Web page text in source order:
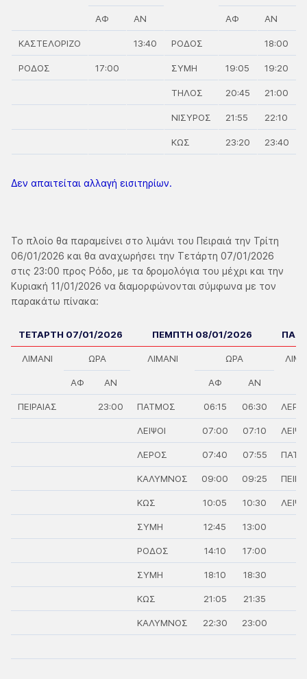
ΑΦ ΑΝ ΑΦ ΑΝ
ΚΑΣΤΕΛΟΡΙΖΟ 13:40 ΡΟΔΟΣ 18:00
ΡΟΔΟΣ 17:00 ΣΥΜΗ 19:05 19:20
ΤΗΛΟΣ 20:45 21:00
ΝΙΣΥΡΟΣ 21:55 22:10
ΚΩΣ 23:20 23:40
Δεν απαιτείται αλλαγή εισιτηρίων.
Το πλοίο θα παραμείνει στο λιμάνι του Πειραιά την Τρίτη
06/01/2026 και θα αναχωρήσει την Τετάρτη 07/01/2026
στις 23:00 προς Ρόδο, με τα δρομολόγια του μέχρι και την
Κυριακή 11/01/2026 να διαμορφώνονται σύμφωνα με τον
παρακάτω πίνακα:
ΤΕΤΑΡΤΗ 07/01/2026 ΠΕΜΠΤΗ 08/01/2026
ΛΙΜΑΝΙ ΩΡΑ ΛΙΜΑΝΙ ΩΡΑ
ΑΦ ΑΝ ΑΦ ΑΝ
ΠΕΙΡΑΙΑΣ 23:00 ΠΑΤΜΟΣ 06:15 06:30
ΛΕΙΨΟΙ 07:00 07:10
ΛΕΡΟΣ 07:40 07:55
ΚΑΛΥΜΝΟΣ 09:00 09:25
ΚΩΣ 10:05 10:30
ΣΥΜΗ 12:45 13:00
ΡΟΔΟΣ 14:10 17:00
ΣΥΜΗ 18:10 18:30
ΚΩΣ 21:05 21:35
ΚΑΛΥΜΝΟΣ 22:30 23:00